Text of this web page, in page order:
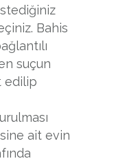
Bahis
suçun
edilip
ait evin